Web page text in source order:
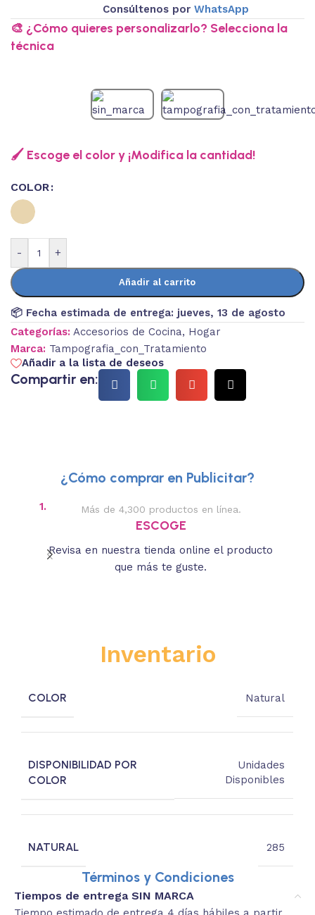
Consúltenos porWhatsApp
🎨 ¿Cómo quieres personalizarlo? Selecciona la
técnica
🖌️ Escoge el color y ¡Modifica la cantidad!
COLOR
- +
Añadir al carrito
📦 Fecha estimada de entrega: jueves, 13 de agosto
Categorías: Accesorios de Cocina, Hogar
Marca: Tampografia_con_Tratamiento
Añadir a la lista de deseos
Compartir en:
¿Cómo comprar en Publicitar?
1. Más de 4,300 productos en línea.
ESCOGE
Revisa en nuestra tienda online el producto
que más te guste.
Inventario
COLOR Natural
DISPONIBILIDAD POR
COLOR
Unidades
Disponibles
NATURAL 285
Términos y Condiciones
Tiempos de entrega SIN MARCA